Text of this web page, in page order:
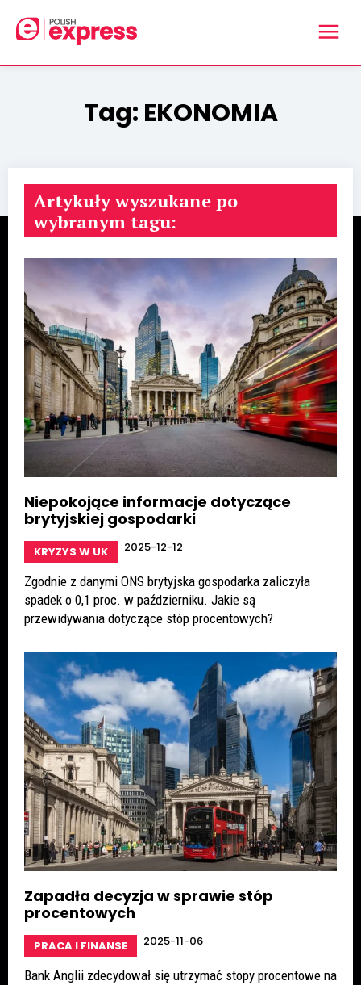
Tag: EKONOMIA
Artykuły wyszukane po
wybranym tagu:
Niepokojące informacje dotyczące
brytyjskiej gospodarki
KRYZYS W UK 2025-12-12
Zgodnie z danymi ONS brytyjska gospodarka zaliczyła
spadek o 0,1 proc. w październiku. Jakie są
przewidywania dotyczące stóp procentowych?
Zapadła decyzja w sprawie stóp
procentowych
PRACA I FINANSE 2025-11-06
Bank Anglii zdecydował się utrzymać stopy procentowe na